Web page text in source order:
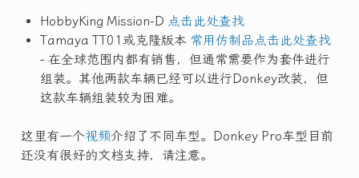
HobbyKing Mission-D 点击此处查找
Tamaya TT01或克隆版本 常用仿制品点击此处查找
- 在全球范围内都有销售，但通常需要作为套件进行
组装。其他两款车辆已经可以进行Donkey改装，但
这款车辆组装较为困难。
这里有一个视频介绍了不同车型。Donkey Pro车型目前
还没有很好的文档支持，请注意。